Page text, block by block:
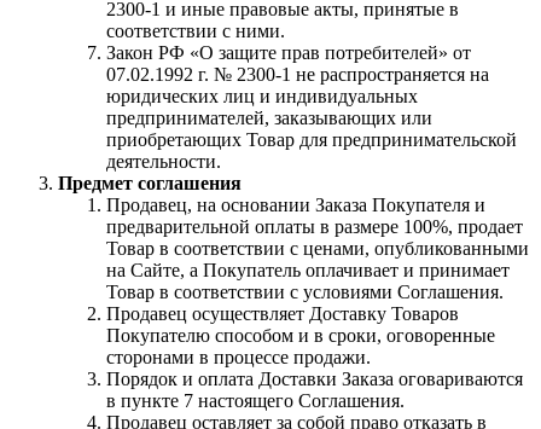
2300-1 и иные правовые акты, принятые в
соответствии с ними.
Закон РФ «О защите прав потребителей» от
07.02.1992 г. № 2300-1 не распространяется на
юридических лиц и индивидуальных
предпринимателей, заказывающих или
приобретающих Товар для предпринимательской
деятельности.
Предмет соглашения
Продавец, на основании Заказа Покупателя и
предварительной оплаты в размере 100%, продает
Товар в соответствии с ценами, опубликованными
на Сайте, а Покупатель оплачивает и принимает
Товар в соответствии с условиями Соглашения.
Продавец осуществляет Доставку Товаров
Покупателю способом и в сроки, оговоренные
сторонами в процессе продажи.
Порядок и оплата Доставки Заказа оговариваются
в пункте 7 настоящего Соглашения.
Продавец оставляет за собой право отказать в